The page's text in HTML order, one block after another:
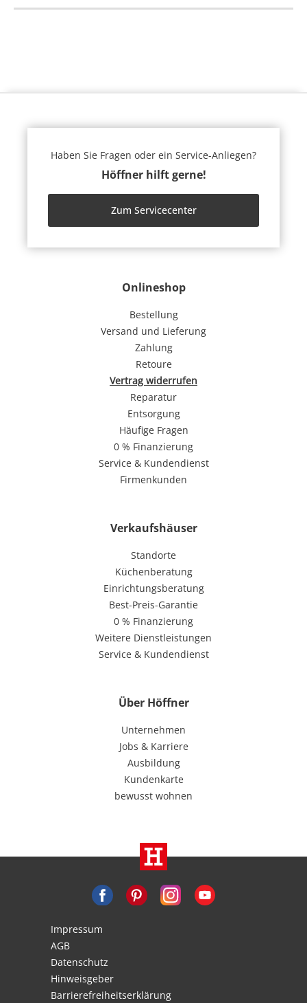
Onlineshop
Bestellung
Versand und Lieferung
Zahlung
Retoure
Vertrag widerrufen
Reparatur
Entsorgung
Häufige Fragen
0 % Finanzierung
Service & Kundendienst
Firmenkunden
Verkaufshäuser
Standorte
Küchenberatung
Einrichtungsberatung
Best-Preis-Garantie
0 % Finanzierung
Weitere Dienstleistungen
Service & Kundendienst
Über Höffner
Unternehmen
Jobs & Karriere
Ausbildung
Kundenkarte
bewusst wohnen
Haben Sie Fragen oder ein Service-Anliegen?
Höffner hilft gerne!
Zum Servicecenter
Impressum
AGB
Datenschutz
Hinweisgeber
Barrierefreiheitserklärung